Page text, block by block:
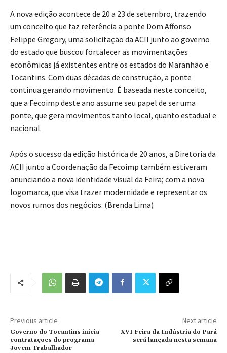
A nova edição acontece de 20 a 23 de setembro, trazendo
um conceito que faz referência a ponte Dom Affonso
Felippe Gregory, uma solicitação da ACII junto ao governo
do estado que buscou fortalecer as movimentações
econômicas já existentes entre os estados do Maranhão e
Tocantins. Com duas décadas de construção, a ponte
continua gerando movimento. É baseada neste conceito,
que a Fecoimp deste ano assume seu papel de ser uma
ponte, que gera movimentos tanto local, quanto estadual e
nacional.
Após o sucesso da edição histórica de 20 anos, a Diretoria da
ACII junto a Coordenação da Fecoimp também estiveram
anunciando a nova identidade visual da Feira; com a nova
logomarca, que visa trazer modernidade e representar os
novos rumos dos negócios. (Brenda Lima)
Previous article
Governo do Tocantins inicia
contratações do programa
Jovem Trabalhador
Next article
XVI Feira da Indústria do Pará
será lançada nesta semana